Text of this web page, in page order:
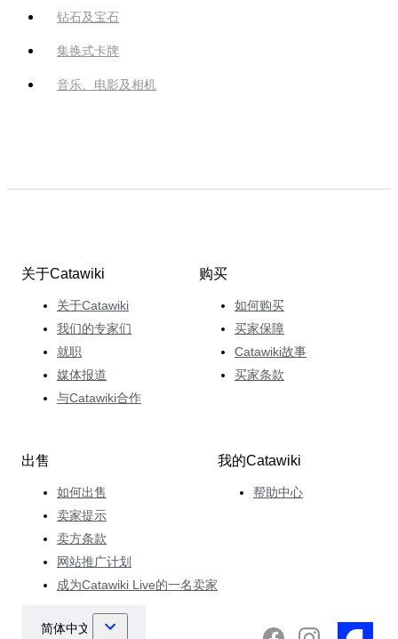
钻石及宝石
集换式卡牌
音乐、电影及相机
关于Catawiki
关于Catawiki
我们的专家们
就职
媒体报道
与Catawiki合作
购买
如何购买
买家保障
Catawiki故事
买家条款
出售
如何出售
卖家提示
卖方条款
网站推广计划
成为Catawiki Live的一名卖家
我的Catawiki
帮助中心